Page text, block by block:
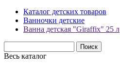
Каталог детских товаров
Ванночки детские
Ванна детская "Giraffix" 25 л
Весь каталог